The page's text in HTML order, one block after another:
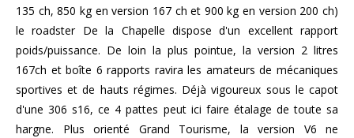
135 ch, 850 kg en version 167 ch et 900 kg en version 200 ch)
le roadster De la Chapelle dispose d'un excellent rapport
poids/puissance. De loin la plus pointue, la version 2 litres
167ch et boîte 6 rapports ravira les amateurs de mécaniques
sportives et de hauts régimes. Déjà vigoureux sous le capot
d'une 306 s16, ce 4 pattes peut ici faire étalage de toute sa
hargne. Plus orienté Grand Tourisme, la version V6 ne